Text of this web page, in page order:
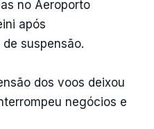
no Aeroporto
após
suspensão.
dos voos deixou
negócios e